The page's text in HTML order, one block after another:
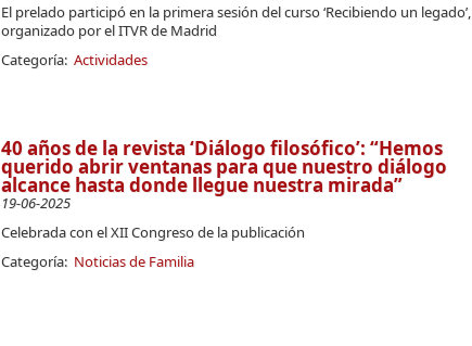
El prelado participó en la primera sesión del curso ‘Recibiendo un legado’,
organizado por el ITVR de Madrid
Categoría: Actividades
40 años de la revista ‘Diálogo filosófico’: “Hemos
querido abrir ventanas para que nuestro diálogo
alcance hasta donde llegue nuestra mirada”
19-06-2025
Celebrada con el XII Congreso de la publicación
Categoría: Noticias de Familia